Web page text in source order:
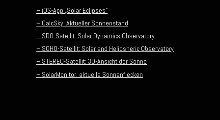
– iOS-App „Solar Eclipses“
– CalcSky: Aktueller Sonnenstand
– SDO-Satellit: Solar Dynamics Observatory
– SOHO-Satellit: Solar and Heliosheric Observatory
– STEREO-Satellit: 3D-Ansicht der Sonne
– SolarMonitor: aktuelle Sonnenflecken